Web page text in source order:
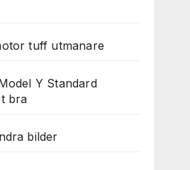
tuff utmanare
Y Standard
bra
bilder